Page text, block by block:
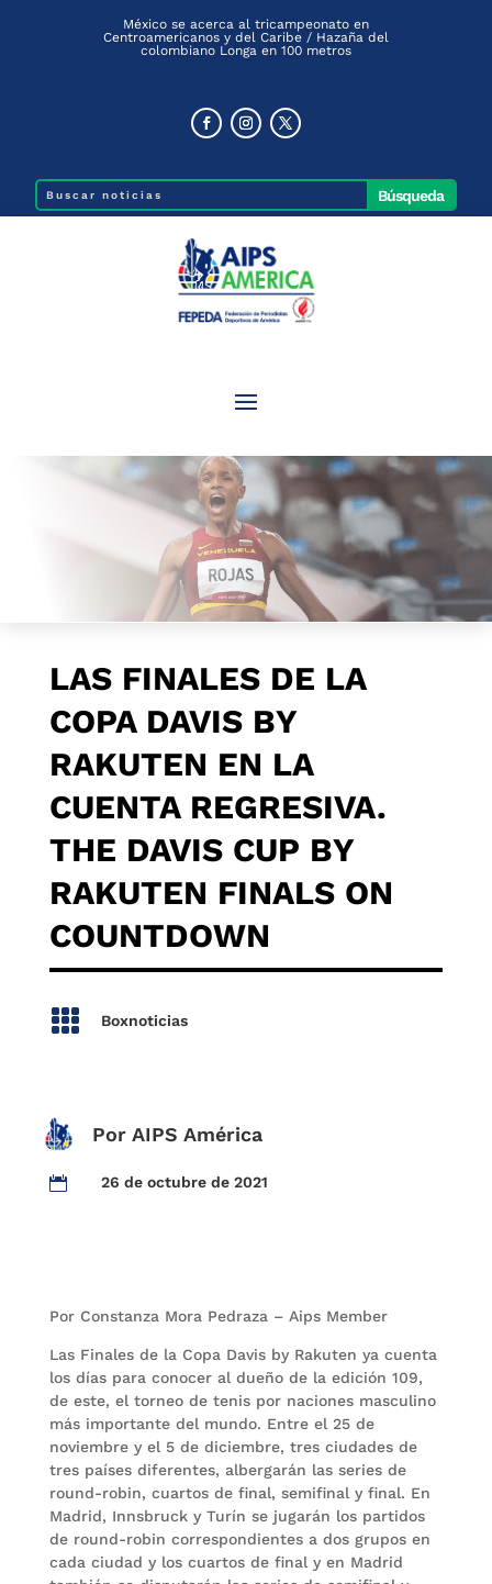
México se acerca al tricampeonato en
Centroamericanos y del Caribe / Hazaña del
colombiano Longa en 100 metros
LAS FINALES DE LA
COPA DAVIS BY
RAKUTEN EN LA
CUENTA REGRESIVA.
THE DAVIS CUP BY
RAKUTEN FINALS ON
COUNTDOWN
 Boxnoticias
Por AIPS América
 26 de octubre de 2021
Por Constanza Mora Pedraza – Aips Member
Las Finales de la Copa Davis by Rakuten ya cuenta
los días para conocer al dueño de la edición 109,
de este, el torneo de tenis por naciones masculino
más importante del mundo. Entre el 25 de
noviembre y el 5 de diciembre, tres ciudades de
tres países diferentes, albergarán las series de
round-robin, cuartos de final, semifinal y final. En
Madrid, Innsbruck y Turín se jugarán los partidos
de round-robin correspondientes a dos grupos en
cada ciudad y los cuartos de final y en Madrid